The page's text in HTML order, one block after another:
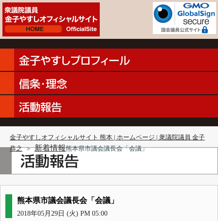
金子やすしオフィシャルサイト 熊本 | ホームページ | 衆議院議員 金子
恭之 ＞ 新着情報熊本県市議会議長会「会議」
熊本県市議会議長会「会議」
2018年05月29日 (火) PM 05:00